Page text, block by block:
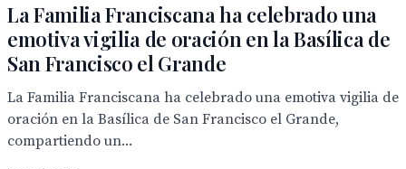
La Familia Franciscana ha celebrado una
emotiva vigilia de oración en la Basílica de
San Francisco el Grande
La Familia Franciscana ha celebrado una emotiva vigilia de
oración en la Basílica de San Francisco el Grande,
compartiendo un...